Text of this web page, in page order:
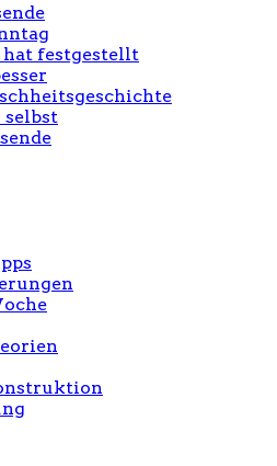
festgestellt
selbst